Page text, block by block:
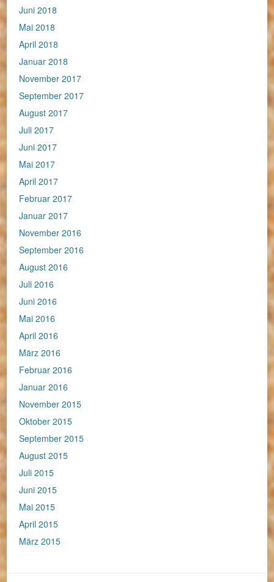
Juni 2018
Mai 2018
April 2018
Januar 2018
November 2017
September 2017
August 2017
Juli 2017
Juni 2017
Mai 2017
April 2017
Februar 2017
Januar 2017
November 2016
September 2016
August 2016
Juli 2016
Juni 2016
Mai 2016
April 2016
März 2016
Februar 2016
Januar 2016
November 2015
Oktober 2015
September 2015
August 2015
Juli 2015
Juni 2015
Mai 2015
April 2015
März 2015